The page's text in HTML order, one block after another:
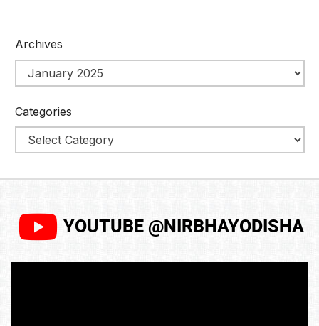
Archives
Categories
YOUTUBE @NIRBHAYODISHA